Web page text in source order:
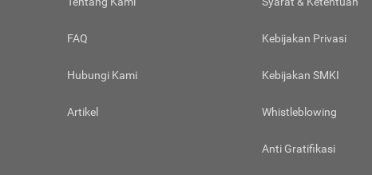
FAQ
Hubungi Kami
Artikel
Kebijakan Privasi
Kebijakan SMKI
Whistleblowing
Anti Gratifikasi